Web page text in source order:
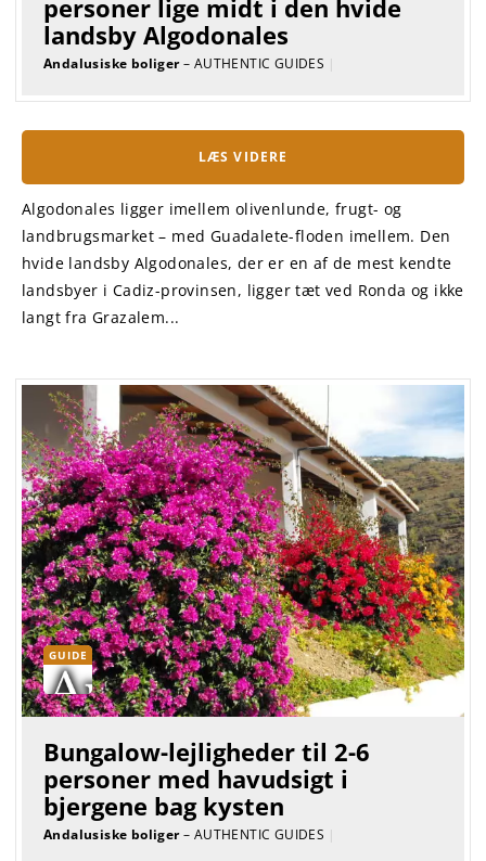
personer lige midt i den hvide
landsby Algodonales
Andalusiske boliger– AUTHENTIC GUIDES |
LÆS VIDERE
Algodonales ligger imellem olivenlunde, frugt- og
landbrugsmarket – med Guadalete-floden imellem. Den
hvide landsby Algodonales, der er en af de mest kendte
landsbyer i Cadiz-provinsen, ligger tæt ved Ronda og ikke
langt fra Grazalem...
GUIDE
Bungalow-lejligheder til 2-6
personer med havudsigt i
bjergene bag kysten
Andalusiske boliger– AUTHENTIC GUIDES |